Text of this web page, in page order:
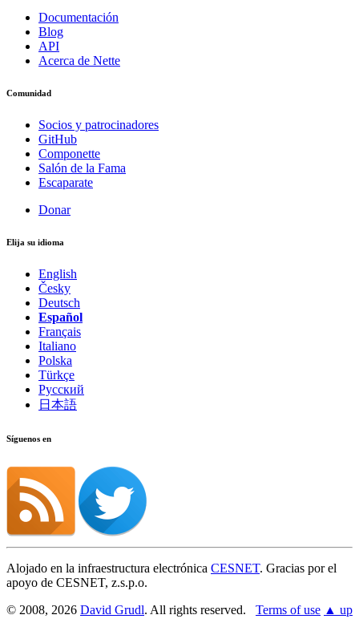
Documentación
Blog
API
Acerca de Nette
Comunidad
Socios y patrocinadores
GitHub
Componette
Salón de la Fama
Escaparate
Donar
Elija su idioma
English
Česky
Deutsch
Español
Français
Italiano
Polska
Türkçe
Русский
日本語
Síguenos en
Alojado en la infraestructura electrónica CESNET. Gracias por el
apoyo de CESNET, z.s.p.o.
© 2008, 2026 David Grudl. All rights reserved. Terms of use ▲ up